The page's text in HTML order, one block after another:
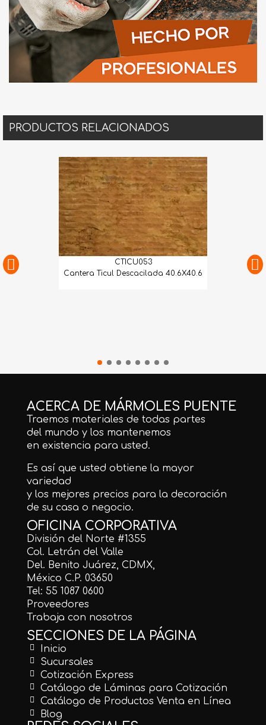
PRODUCTOS RELACIONADOS
CTICU053
Cantera Ticul Descacilada 40.6X40.6
ACERCA DE MÁRMOLES PUENTE
Traemos materiales de todas partes
del mundo y los mantenemos
en existencia para usted.
Es así que usted obtiene la mayor
variedad
y los mejores precios para la decoración
de su casa o negocio.
OFICINA CORPORATIVA
División del Norte #1355
Col. Letrán del Valle
Del. Benito Juárez, CDMX,
México C.P. 03650
Tel: 55 1087 0600
Proveedores
Trabaja con nosotros
SECCIONES DE LA PÁGINA
Inicio
Sucursales
Cotización Express
Catálogo de Láminas para Cotización
Catálogo de Productos Venta en Línea
Blog